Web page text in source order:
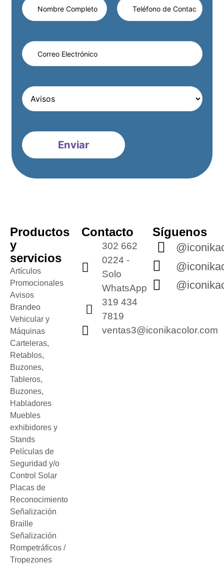
Productos
y
servicios
Artículos
Promocionales
Avisos
Brandeo
Vehicular y
Máquinas
Carteleras,
Retablos,
Buzones,
Tableros,
Buzones,
Habladores
Muebles
exhibidores y
Stands
Películas de
Seguridad y/o
Control Solar
Placas de
Reconocimiento
Señalización
Braille
Señalización
Rompetráficos /
Tropezones
Contacto
302 662
0224 -
Solo
WhatsApp
319 434
7819
ventas3@iconikacolor.com
Síguenos